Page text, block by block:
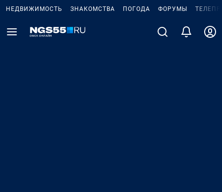
НЕДВИЖИМОСТЬ ЗНАКОМСТВА ПОГОДА ФОРУМЫ